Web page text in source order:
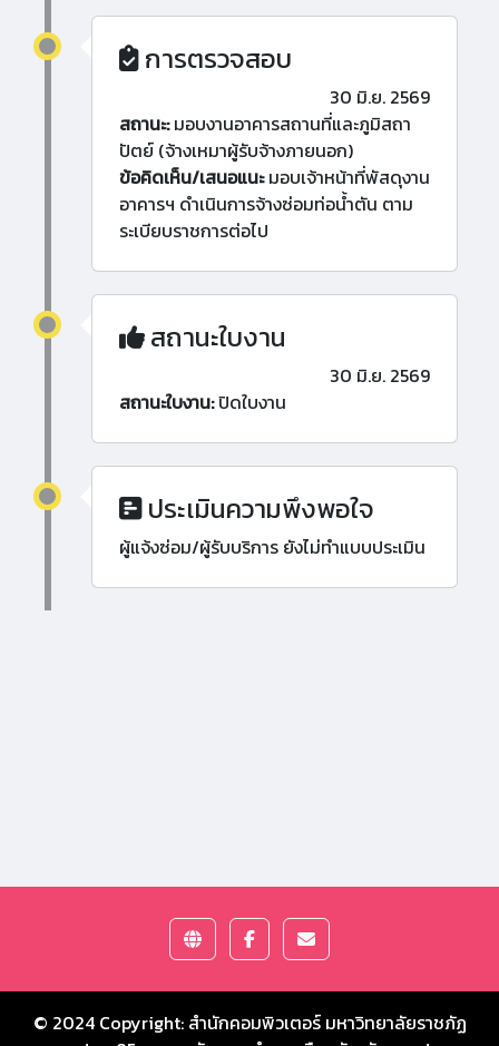
การตรวจสอบ
30 มิ.ย. 2569
สถานะ:มอบงานอาคารสถานที่และภูมิสถา
ปัตย์ (จ้างเหมาผู้รับจ้างภายนอก)
ข้อคิดเห็น/เสนอแนะมอบเจ้าหน้าที่พัสดุงาน
อาคารฯ ดำเนินการจ้างซ่อมท่อน้ำตัน ตาม
ระเบียบราชการต่อไป
สถานะใบงาน
30 มิ.ย. 2569
สถานะใบงาน:ปิดใบงาน
ประเมินความพึงพอใจ
ผู้แจ้งซ่อม/ผู้รับบริการ ยังไม่ทำแบบประเมิน
© 2024 Copyright: สำนักคอมพิวเตอร์ มหาวิทยาลัยราชภัฏ